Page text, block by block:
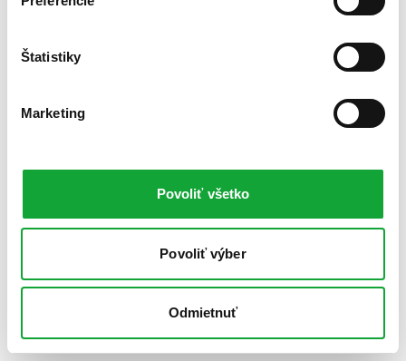
Štatistiky
Marketing
Povoliť všetko
Povoliť výber
Odmietnuť